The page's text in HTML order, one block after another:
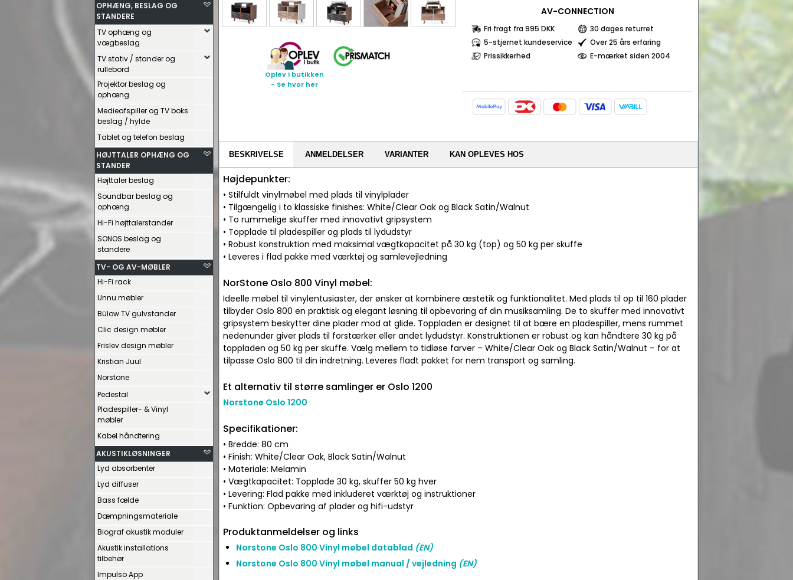
OPHÆNG, BESLAG OG
STANDERE
TV ophæng og
vægbeslag
TV stativ / stander og
rullebord
Projektor beslag og
ophæng
Medieafspiller og TV boks
beslag / hylde
Tablet og telefon beslag
HØJTTALER OPHÆNG OG
STANDER
Højttaler beslag
Soundbar beslag og
ophæng
Hi-Fi højttalerstander
SONOS beslag og
standere
TV- OG AV-MØBLER
Hi-Fi rack
Unnu møbler
Bülow TV gulvstander
Clic design møbler
Frislev design møbler
Kristian Juul
Norstone
Pedestal
Pladespiller- & Vinyl
møbler
Kabel håndtering
AKUSTIKLØSNINGER
Lyd absorbenter
Lyd diffuser
Bass fælde
Dæmpningsmateriale
Biograf akustik moduler
Akustik installations
tilbehør
Impulso App
Oplev i butikken
- Se hvor her
AV-CONNECTION
Fri fragt fra 995 DKK
30 dages returret
5-stjernet kundeservice
Over 25 års erfaring
Prissikkerhed
E-mærket siden 2004
BESKRIVELSE ANMELDELSER VARIANTER KAN OPLEVES HOS
Højdepunkter:
• Stilfuldt vinylmøbel med plads til vinylplader
• Tilgængelig i to klassiske finishes: White/Clear Oak og Black Satin/Walnut
• To rummelige skuffer med innovativt gripsystem
• Topplade til pladespiller og plads til lydudstyr
• Robust konstruktion med maksimal vægtkapacitet på 30 kg (top) og 50 kg per skuffe
• Leveres i flad pakke med værktøj og samlevejledning
NorStone Oslo 800 Vinyl møbel:
Ideelle møbel til vinylentusiaster, der ønsker at kombinere æstetik og funktionalitet. Med plads til op til 160 plader
tilbyder Oslo 800 en praktisk og elegant løsning til opbevaring af din musiksamling. De to skuffer med innovativt
gripsystem beskytter dine plader mod at glide. Toppladen er designet til at bære en pladespiller, mens rummet
nedenunder giver plads til forstærker eller andet lydudstyr. Konstruktionen er robust og kan håndtere 30 kg på
toppladen og 50 kg per skuffe. Vælg mellem to tidløse farver – White/Clear Oak og Black Satin/Walnut – for at
tilpasse Oslo 800 til din indretning. Leveres fladt pakket for nem transport og samling.
Et alternativ til større samlinger er Oslo 1200
Norstone Oslo 1200
Specifikationer:
• Bredde: 80 cm
• Finish: White/Clear Oak, Black Satin/Walnut
• Materiale: Melamin
• Vægtkapacitet: Topplade 30 kg, skuffer 50 kg hver
• Levering: Flad pakke med inkluderet værktøj og instruktioner
• Funktion: Opbevaring af plader og hifi-udstyr
Produktanmeldelser og links
Norstone Oslo 800 Vinyl møbel datablad (EN)
Norstone Oslo 800 Vinyl møbel manual / vejledning (EN)